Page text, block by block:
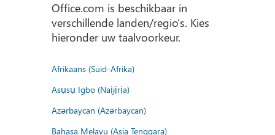
Office.com is beschikbaar in
verschillende landen/regio's. Kies
hieronder uw taalvoorkeur.
Afrikaans (Suid-Afrika)
Asụsụ Igbo (Naịjịrịa)
Azərbaycan (Azərbaycan)
Bahasa Melayu (Asia Tenggara)